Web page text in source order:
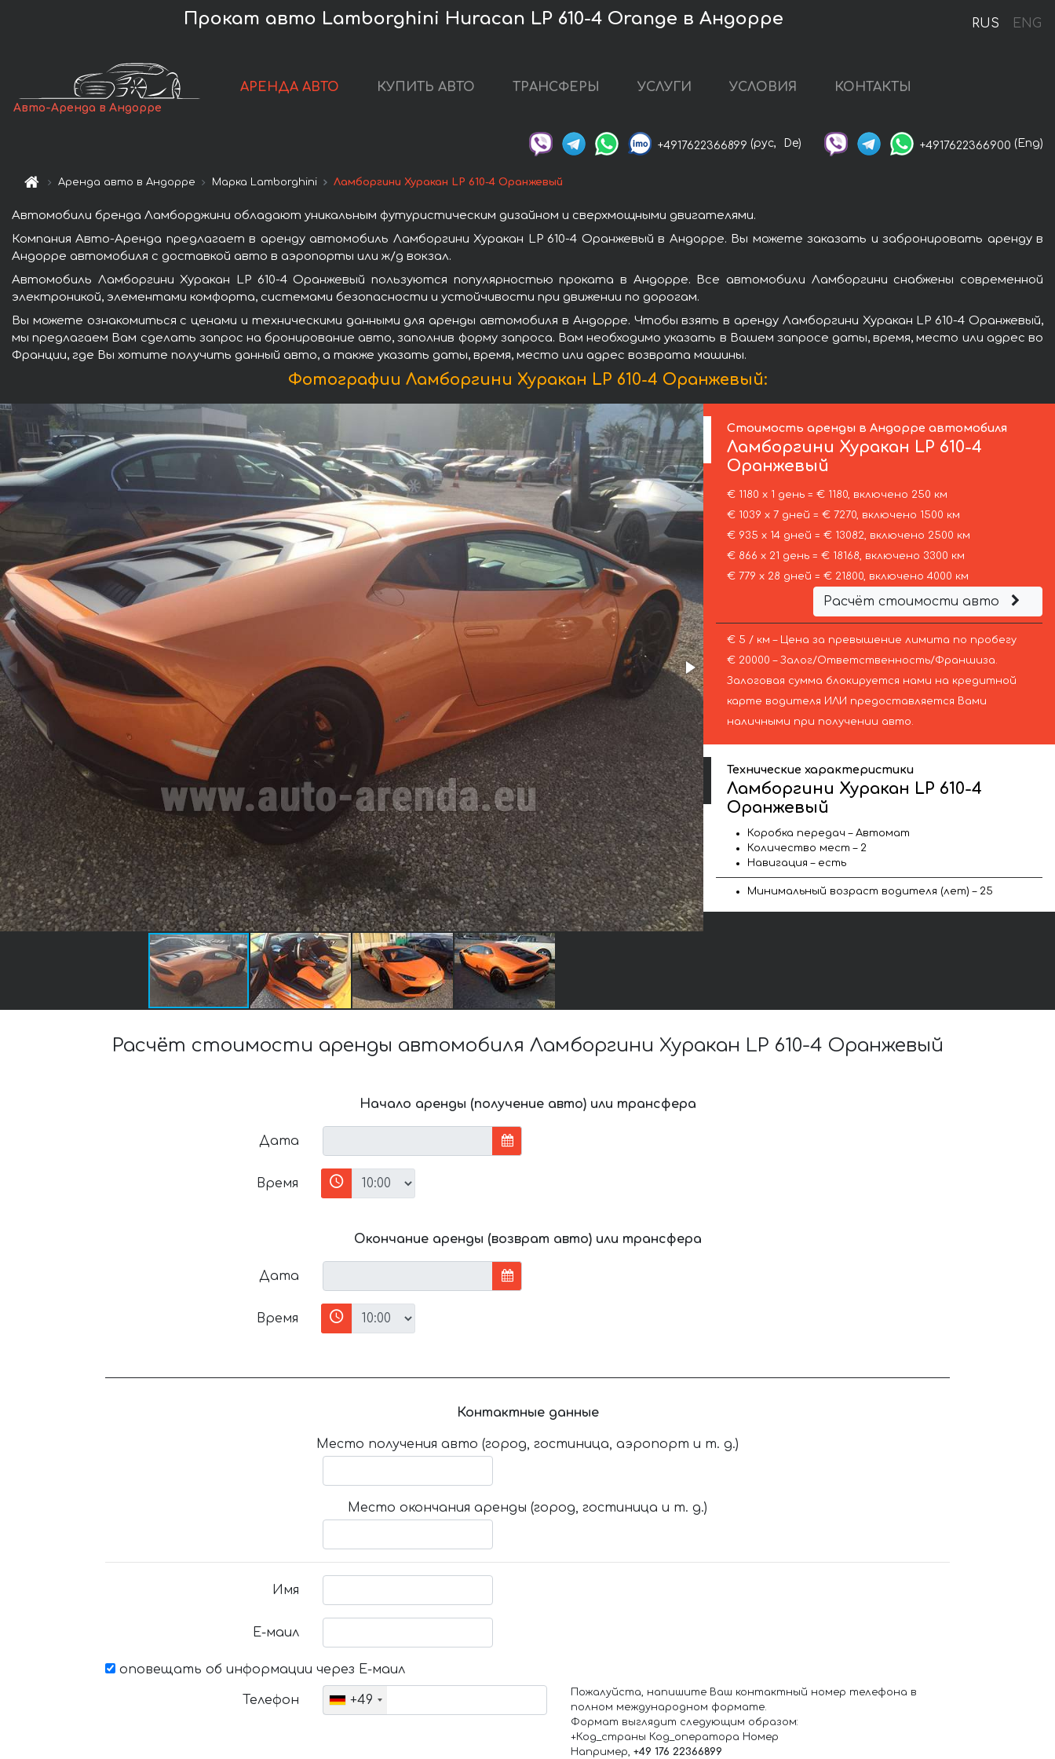
RUS ENG
Прокат авто Lamborghini Huracan LP 610-4 Orange в Андорре
Авто-Аренда в Андорре
АРЕНДА АВТО КУПИТЬ АВТО ТРАНСФЕРЫ УСЛУГИ УСЛОВИЯ КОНТАКТЫ
+4917622366899 (рус, De) +4917622366900 (Eng)
Аренда авто в Андорре Марка Lamborghini Ламборгини Хуракан LP 610-4 Оранжевый
Автомобили бренда Ламборджини обладают уникальным футуристическим дизайном и сверхмощными двигателями.
Компания Авто-Аренда предлагает в аренду автомобиль Ламборгини Хуракан LP 610-4 Оранжевый в Андорре. Вы можете заказать и забронировать аренду в
Андорре автомобиля с доставкой авто в аэропорты или ж/д вокзал.
Автомобиль Ламборгини Хуракан LP 610-4 Оранжевый пользуются популярностью проката в Андорре. Все автомобили Ламборгини снабжены современной
электроникой, элементами комфорта, системами безопасности и устойчивости при движении по дорогам.
Вы можете ознакомиться с ценами и техническими данными для аренды автомобиля в Андорре. Чтобы взять в аренду Ламборгини Хуракан LP 610-4 Оранжевый,
мы предлагаем Вам сделать запрос на бронирование авто, заполнив форму запроса. Вам необходимо указать в Вашем запросе даты, время, место или адрес во
Франции, где Вы хотите получить данный авто, а также указать даты, время, место или адрес возврата машины.
Фотографии Ламборгини Хуракан LP 610-4 Оранжевый:
Стоимость аренды в Андорре автомобиля
Ламборгини Хуракан LP 610-4
Оранжевый
€ 1180 х 1 день = € 1180, включено 250 км
€ 1039 х 7 дней = € 7270, включено 1500 км
€ 935 х 14 дней = € 13082, включено 2500 км
€ 866 х 21 день = € 18168, включено 3300 км
€ 779 х 28 дней = € 21800, включено 4000 км
Расчёт стоимости авто
€ 5 / км – Цена за превышение лимита по пробегу
€ 20000 – Залог/Ответственность/Франшиза.
Залоговая сумма блокируется нами на кредитной
карте водителя ИЛИ предоставляется Вами
наличными при получении авто.
Технические характеристики
Ламборгини Хуракан LP 610-4
Оранжевый
Коробка передач – Автомат
Количество мест – 2
Навигация – есть
Минимальный возраст водителя (лет) – 25
Расчёт стоимости аренды автомобиля Ламборгини Хуракан LP 610-4 Оранжевый
Начало аренды (получение авто) или трансфера
Дата
Время
Окончание аренды (возврат авто) или трансфера
Дата
Время
Контактные данные
Место получения авто (город, гостиница, аэропорт и т. д.)
Место окончания аренды (город, гостиница и т. д.)
Имя
Е-маил
оповещать об информации через Е-маил
Телефон +49
Пожалуйста, напишите Ваш контактный номер телефона в
полном международном формате.
Формат выглядит следующим образом:
+Код_страны Код_оператора Номер
Например, +49 176 22366899